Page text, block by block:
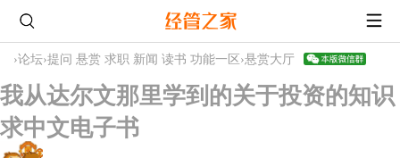
›论坛›提问 悬赏 求职 新闻 读书 功能一区 ›悬赏大厅
我从达尔文那里学到的关于投资的知识
求中文电子书